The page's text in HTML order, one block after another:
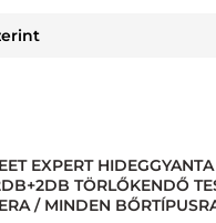
EXPERT
TÖRLŐKENDŐ
/ MINDEN